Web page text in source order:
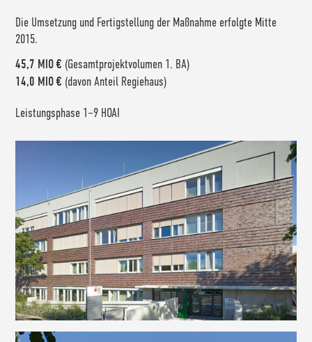
Die Umsetzung und Fertigstellung der Maßnahme erfolgte Mitte
2015.
45,7 MIO € (Gesamtprojektvolumen 1. BA)
14,0 MIO € (davon Anteil Regiehaus)
Leistungsphase 1–9 HOAI